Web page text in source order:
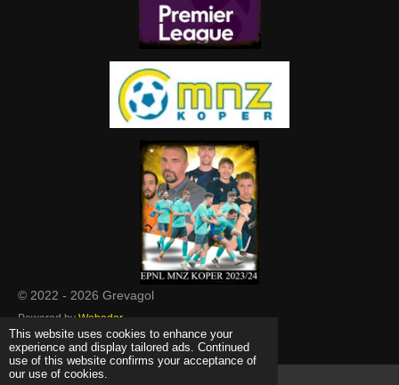
This website uses cookies to enhance your
experience and display tailored ads. Continued
use of this website confirms your acceptance of
our use of cookies.
© 2022 - 2026 Grevagol
Powered by Webador